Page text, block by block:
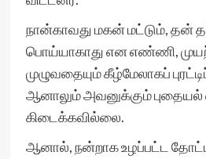
நான்காவது மகன் மட்டும், தன்
பொய்யாகாது என எண்ணி,
முழுவதையும் கீழ்மேலாகப்
ஆனாலும் அவனுக்கும் புதையல்
கிடைக்கவில்லை.
ஆனால், நன்றாக உழப்பட்ட